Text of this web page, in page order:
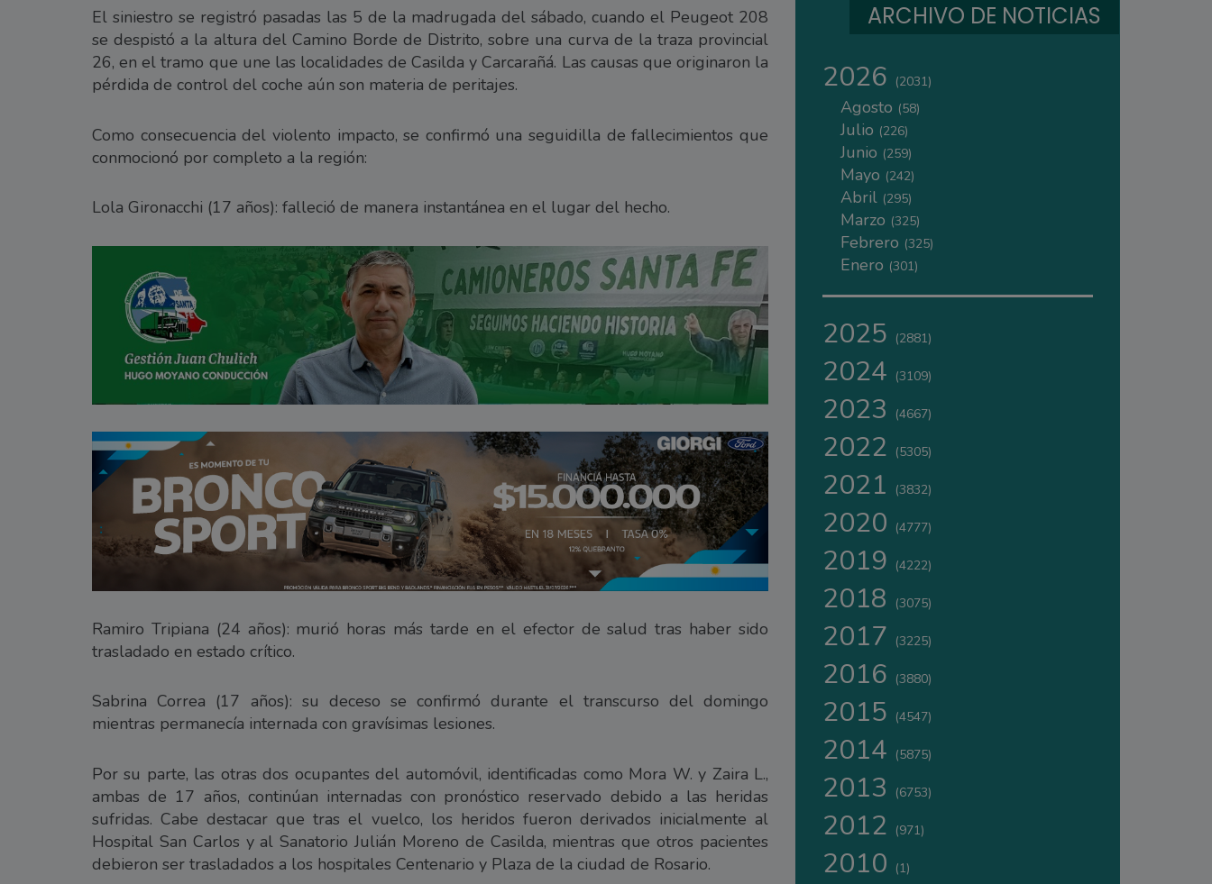
El siniestro se registró pasadas las 5 de la madrugada del sábado, cuando el Peugeot 208
se despistó a la altura del Camino Borde de Distrito, sobre una curva de la traza provincial
26, en el tramo que une las localidades de Casilda y Carcarañá. Las causas que originaron la
pérdida de control del coche aún son materia de peritajes.
Como consecuencia del violento impacto, se confirmó una seguidilla de fallecimientos que
conmocionó por completo a la región:
Lola Gironacchi (17 años): falleció de manera instantánea en el lugar del hecho.
Ramiro Tripiana (24 años): murió horas más tarde en el efector de salud tras haber sido
trasladado en estado crítico.
Sabrina Correa (17 años): su deceso se confirmó durante el transcurso del domingo
mientras permanecía internada con gravísimas lesiones.
Por su parte, las otras dos ocupantes del automóvil, identificadas como Mora W. y Zaira L.,
ambas de 17 años, continúan internadas con pronóstico reservado debido a las heridas
sufridas. Cabe destacar que tras el vuelco, los heridos fueron derivados inicialmente al
Hospital San Carlos y al Sanatorio Julián Moreno de Casilda, mientras que otros pacientes
debieron ser trasladados a los hospitales Centenario y Plaza de la ciudad de Rosario.
ARCHIVO DE NOTICIAS
2026 (2031)
Agosto (58)
Julio (226)
Junio (259)
Mayo (242)
Abril (295)
Marzo (325)
Febrero (325)
Enero (301)
2025 (2881)
2024 (3109)
2023 (4667)
2022 (5305)
2021 (3832)
2020 (4777)
2019 (4222)
2018 (3075)
2017 (3225)
2016 (3880)
2015 (4547)
2014 (5875)
2013 (6753)
2012 (971)
2010 (1)